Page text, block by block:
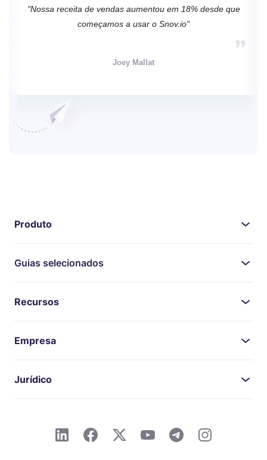
"Nossa receita de vendas aumentou em 18% desde que
começamos a usar o Snov.io"
Joey Mallat
Produto
Guias selecionados
Recursos
Empresa
Jurídico